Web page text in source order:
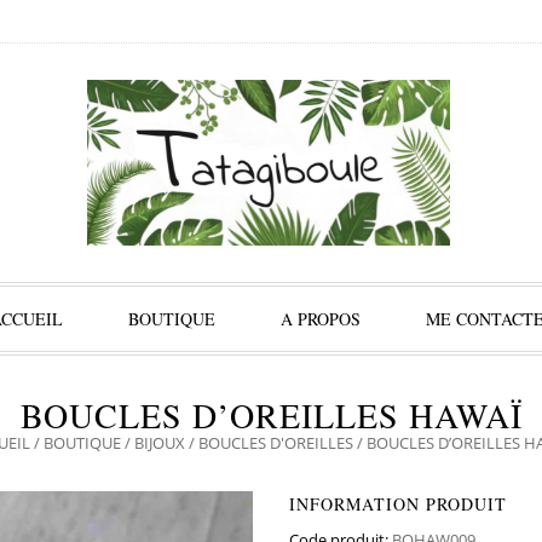
BOUTIQUE A PROPOS ME
BOUCLES D’OREILLES HAWAÏ
/ BOUTIQUE/ BIJOUX / BOUCLES D'OREILLES/ BOUCLES D’OREILLES
INFORMATION PRODUIT